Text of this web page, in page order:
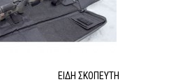
ΕΊΔΗ ΣΚΟΠΕΥΤΉ